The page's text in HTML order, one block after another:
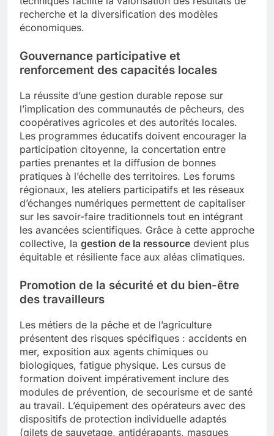
recherche et la diversification des modèles
économiques.
Gouvernance participative et
renforcement des capacités locales
La réussite d’une gestion durable repose sur
l’implication des communautés de pêcheurs, des
coopératives agricoles et des autorités locales.
Les programmes éducatifs doivent encourager la
participation citoyenne, la concertation entre
parties prenantes et la diffusion de bonnes
pratiques à l’échelle des territoires. Les forums
régionaux, les ateliers participatifs et les réseaux
d’échanges numériques permettent de capitaliser
sur les savoir-faire traditionnels tout en intégrant
les avancées scientifiques. Grâce à cette approche
collective, la gestion de la ressource devient plus
équitable et résiliente face aux aléas climatiques.
Promotion de la sécurité et du bien-être
des travailleurs
Les métiers de la pêche et de l’agriculture
présentent des risques spécifiques : accidents en
mer, exposition aux agents chimiques ou
biologiques, fatigue physique. Les cursus de
formation doivent impérativement inclure des
modules de prévention, de secourisme et de santé
au travail. L’équipement des opérateurs avec des
dispositifs de protection individuelle adaptés
(gilets de sauvetage, antidérapants, masques